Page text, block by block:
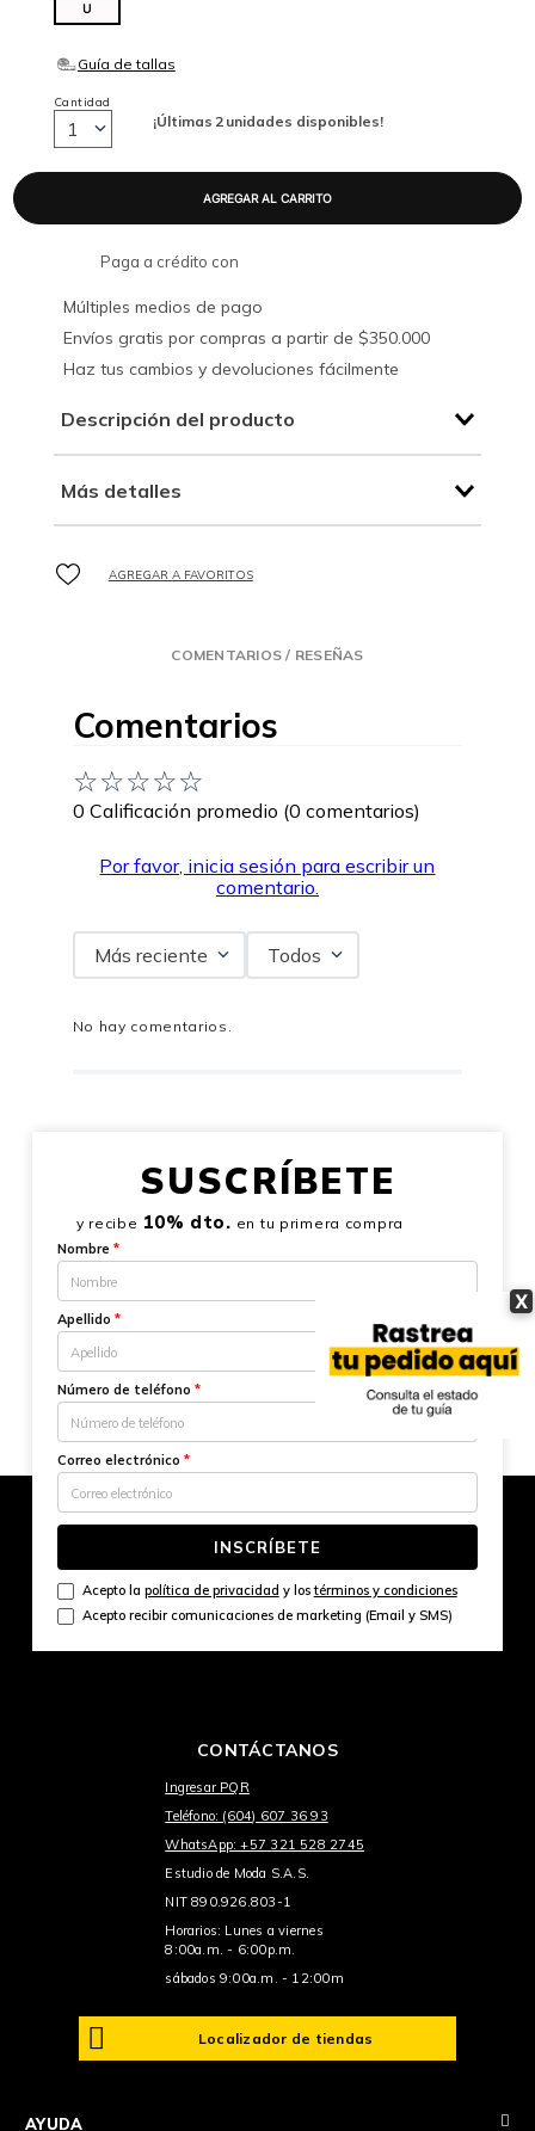
X
U
¡Últimas 2 unidades disponibles!
Cantidad
1
Paga a crédito con
Múltiples medios de pago
Envíos gratis por compras a partir de $350.000
Haz tus cambios y devoluciones fácilmente
Descripción del producto
Más detalles
COMENTARIOS / RESEÑAS
Comentarios
☆☆☆☆☆
0 Calificación promedio (0 comentarios)
Por favor, inicia sesión para escribir un
comentario.
Más reciente Todos
No hay comentarios.
SUSCRÍBETE
y recibe 10% dto. en tu primera compra
Nombre *
Apellido *
Número de teléfono *
Correo electrónico *
INSCRÍBETE
Acepto la política de privacidad y lostérminos y condiciones
Acepto recibir comunicaciones de marketing (Email y SMS)
CONTÁCTANOS
Ingresar PQR
Teléfono: (604) 607 36 93
WhatsApp: +57 321 528 2745
Estudio de Moda S.A.S.
NIT 890.926.803-1
Horarios: Lunes a viernes
8:00a.m. - 6:00p.m.
sábados 9:00a.m. - 12:00m
Localizador de tiendas
AYUDA +